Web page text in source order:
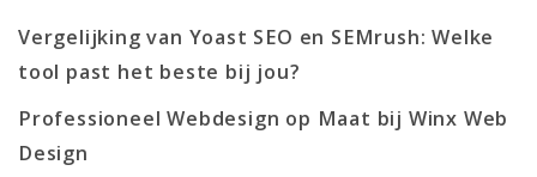
Vergelijking van Yoast SEO en SEMrush: Welke
tool past het beste bij jou?
Professioneel Webdesign op Maat bij Winx Web
Design